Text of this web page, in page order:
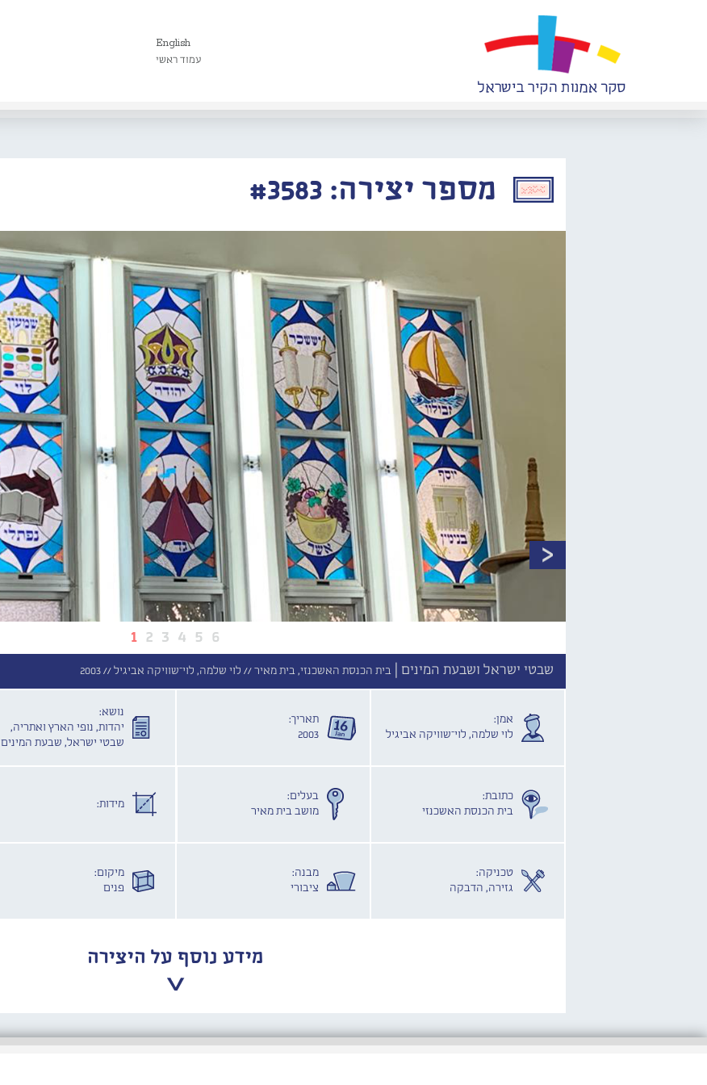
English
עמוד ראשי
מספר יצירה: #3583
1 2 3 4 5 6
שבטי ישראל ושבעת המינים | בית הכנסת האשכנזי, בית מאיר // לוי שלמה, לוי־שוויקה אביגיל //2003
אמן:
לוי שלמה, לוי־שוויקה אביגיל
תאריך:
2003
נושא:
יהדות, נופי הארץ ואתריה,
שבטי ישראל, שבעת המינים
כתובת:
בית הכנסת האשכנזי
בעלים:
מושב בית מאיר
מידות:
טכניקה:
גזירה, הדבקה
מבנה:
ציבורי
מיקום:
פנים
מידע נוסף על היצירה